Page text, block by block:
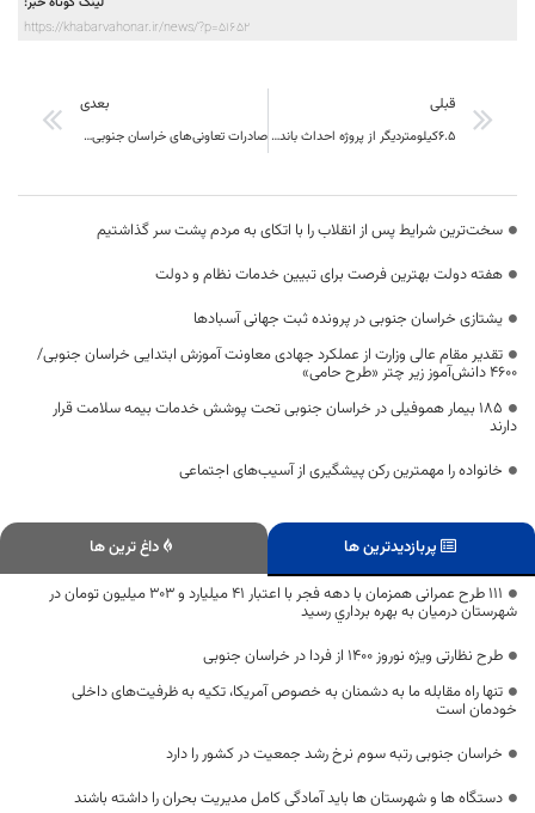
https://khabarvahonar.ir/news/?p=51652
قبلی
۶.۵کیلومتردیگر از پروژه احداث باند دوم محور بیرجند- قاین زیربارترافیک رفت.
بعدی
صادرات تعاونی‌های خراسان جنوبی به ۹ میلیون و ۹۲۱ هزار دلار رسید
سخت‌ترین شرایط پس از انقلاب را با اتکای به مردم پشت سر گذاشتیم
هفته دولت بهترین فرصت برای تبیین خدمات نظام و دولت
یشتازی خراسان جنوبی در پرونده ثبت جهانی آسبادها
تقدیر مقام عالی وزارت از عملکرد جهادی معاونت آموزش ابتدایی خراسان جنوبی/
۴۶۰۰ دانش‌آموز زیر چتر «طرح حامی»
۱۸۵ بیمار هموفیلی در خراسان جنوبی تحت پوشش خدمات بیمه سلامت قرار
دارند
خانواده را مهمترین رکن پیشگیری از آسیب‌های اجتماعی
پربازدیدترین ها
داغ ترین ها
۱۱۱ طرح عمرانی همزمان با دهه فجر با اعتبار ۴۱ ميليارد و ۳۰۳ ميليون تومان در
شهرستان درميان به بهره برداري رسید
طرح نظارتی ویژه نوروز ۱۴۰۰ از فردا در خراسان جنوبی
تنها راه مقابله ما به دشمنان به خصوص آمریکا، تکیه به ظرفیت‌های داخلی
خودمان است
خراسان جنوبی رتبه سوم نرخ رشد جمعیت در کشور را دارد
دستگاه ها و شهرستان ها باید آمادگی کامل مدیریت بحران را داشته باشند